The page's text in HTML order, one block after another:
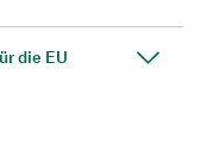
die EU